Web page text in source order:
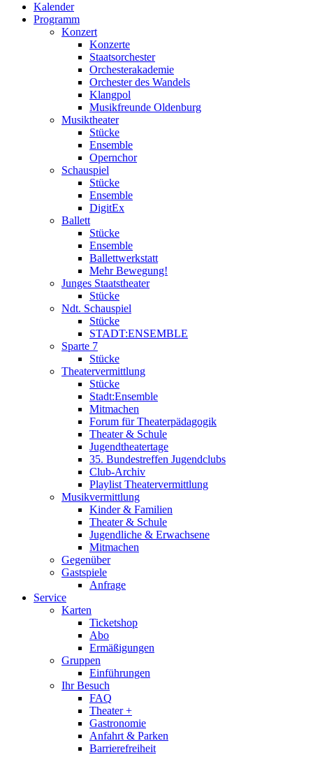
Kalender
Programm
Konzert
Konzerte
Staatsorchester
Orchesterakademie
Orchester des Wandels
Klangpol
Musikfreunde Oldenburg
Musiktheater
Stücke
Ensemble
Opernchor
Schauspiel
Stücke
Ensemble
DigitEx
Ballett
Stücke
Ensemble
Ballettwerkstatt
Mehr Bewegung!
Junges Staatstheater
Stücke
Ndt. Schauspiel
Stücke
STADT:ENSEMBLE
Sparte 7
Stücke
Theatervermittlung
Stücke
Stadt:Ensemble
Mitmachen
Forum für Theaterpädagogik
Theater & Schule
Jugendtheatertage
35. Bundestreffen Jugendclubs
Club-Archiv
Playlist Theatervermittlung
Musikvermittlung
Kinder & Familien
Theater & Schule
Jugendliche & Erwachsene
Mitmachen
Gegenüber
Gastspiele
Anfrage
Service
Karten
Ticketshop
Abo
Ermäßigungen
Gruppen
Einführungen
Ihr Besuch
FAQ
Theater +
Gastronomie
Anfahrt & Parken
Barrierefreiheit